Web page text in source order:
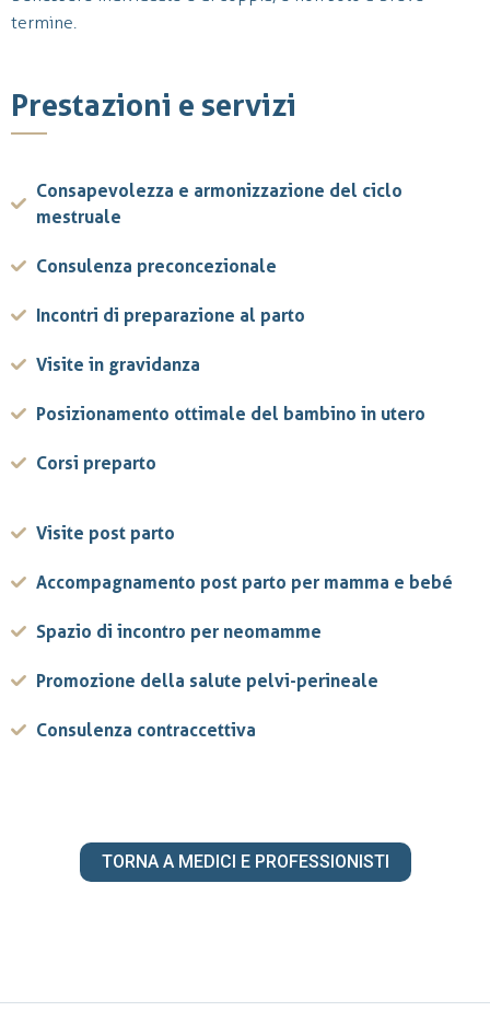
termine.
Prestazioni e servizi
Consapevolezza e armonizzazione del ciclo
mestruale
Consulenza preconcezionale
Incontri di preparazione al parto
Visite in gravidanza
Posizionamento ottimale del bambino in utero
Corsi preparto
Visite post parto
Accompagnamento post parto per mamma e bebé
Spazio di incontro per neomamme
Promozione della salute pelvi-perineale
Consulenza contraccettiva
TORNA A MEDICI E PROFESSIONISTI